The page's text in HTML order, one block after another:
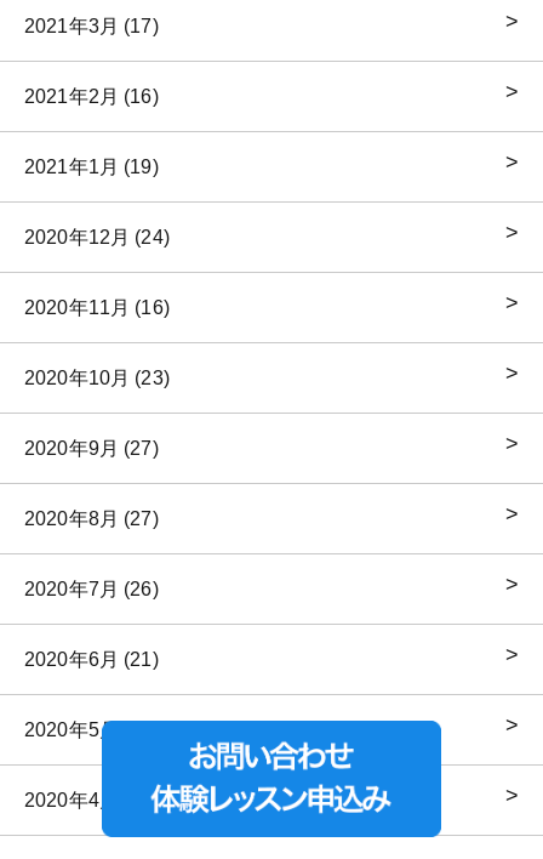
2021年3月 (17)
2021年2月 (16)
2021年1月 (19)
2020年12月 (24)
2020年11月 (16)
2020年10月 (23)
2020年9月 (27)
2020年8月 (27)
2020年7月 (26)
2020年6月 (21)
2020年5月 (20)
2020年4月 (15)